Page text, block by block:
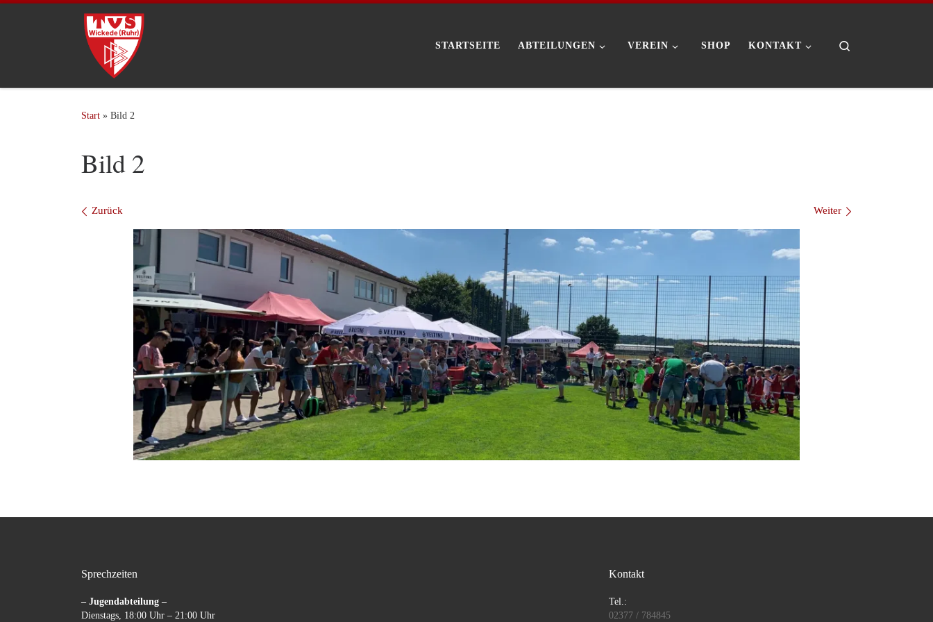
Zum Inhalt springen
STARTSEITE ABTEILUNGEN VEREIN SHOP KONTAKT
Start » Bild 2
Bild 2
Bilder Navigation
Zurück Weiter
Sprechzeiten
– Jugendabteilung –
Dienstags, 18:00 Uhr – 21:00 Uhr
Kontakt
Tel.:
02377 / 784845